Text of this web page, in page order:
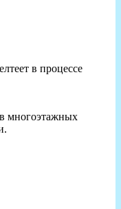
в процессе
многоэтажных